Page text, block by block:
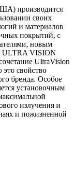
производится
своих
и материалов
покрытий, с
новым
ULTRA VISION
UltraVision
это свойство
бренда. Особое
установочным
излучения и
и пожизненной